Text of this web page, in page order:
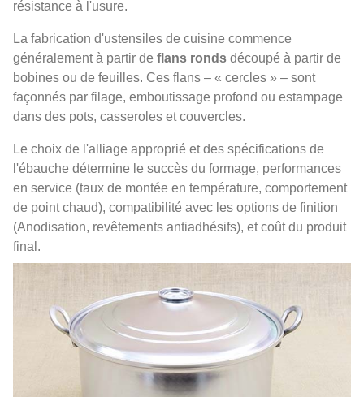
résistance à l'usure.
La fabrication d'ustensiles de cuisine commence
généralement à partir de flans ronds découpé à partir de
bobines ou de feuilles. Ces flans – « cercles » – sont
façonnés par filage, emboutissage profond ou estampage
dans des pots, casseroles et couvercles.
Le choix de l'alliage approprié et des spécifications de
l'ébauche détermine le succès du formage, performances
en service (taux de montée en température, comportement
de point chaud), compatibilité avec les options de finition
(Anodisation, revêtements antiadhésifs), et coût du produit
final.